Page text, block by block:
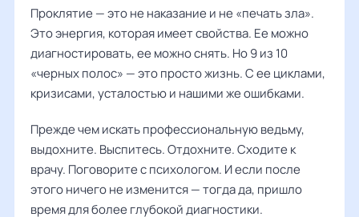
Проклятие — это не наказание и не «печать зла».
Это энергия, которая имеет свойства. Ее можно
диагностировать, ее можно снять. Но 9 из 10
«черных полос» — это просто жизнь. С ее циклами,
кризисами, усталостью и нашими же ошибками.
Прежде чем искать профессиональную ведьму,
выдохните. Выспитесь. Отдохните. Сходите к
врачу. Поговорите с психологом. И если после
этого ничего не изменится — тогда да, пришло
время для более глубокой диагностики.